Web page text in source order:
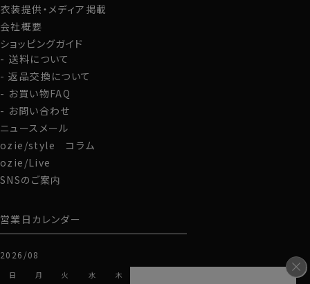
カフス部分はコンバーチブルカフスになっておりますの
で、カフスボタンもご利用いただけます。
S-37～LL-43・3L-45･4L-47cm / トールM-88・L-90・
LL-90cm・全１２サイズにてご用意。(サイズ表C)
スポット商品につき再入荷はございませんのでご了承く
ださい。
50307
衣装提供・メディア掲載
会社概要
ショッピングガイド
送料について
返品交換について
お買い物FAQ
お問い合わせ
ニュースメール
ozie/style コラム
ozie/Live
SNSのご案内
営業日カレンダー
2026/08
日 月 火 水 木